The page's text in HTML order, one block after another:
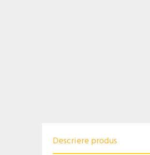
Descriere produs